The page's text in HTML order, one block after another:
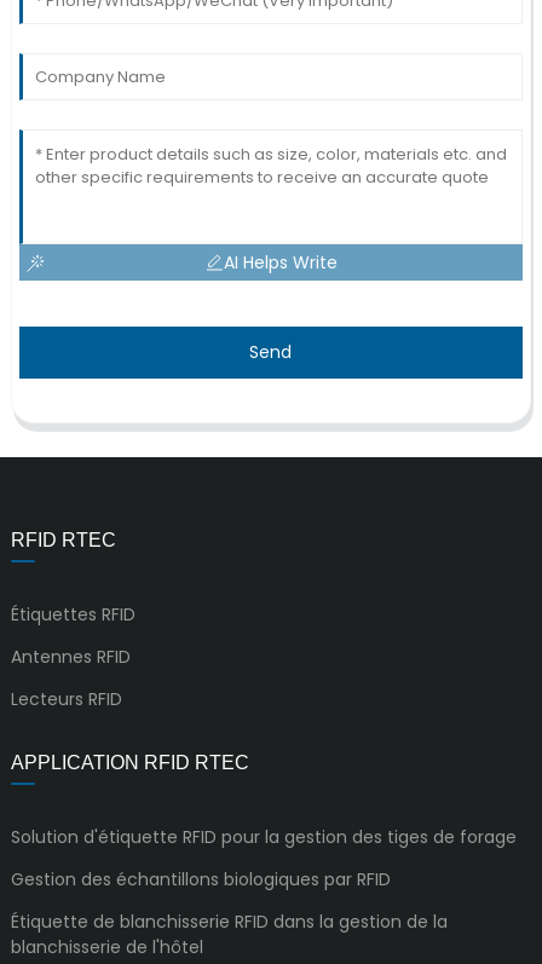
AI Helps Write
Send
RFID RTEC
Étiquettes RFID
Antennes RFID
Lecteurs RFID
APPLICATION RFID RTEC
Solution d'étiquette RFID pour la gestion des tiges de forage
Gestion des échantillons biologiques par RFID
Étiquette de blanchisserie RFID dans la gestion de la
blanchisserie de l'hôtel